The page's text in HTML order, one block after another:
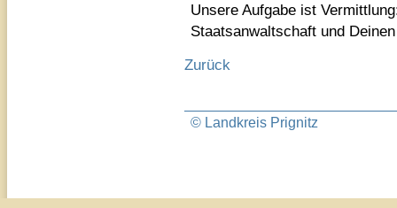
Unsere Aufgabe ist
Staatsanwaltschaft und
Zurück
© Landkreis Prignitz